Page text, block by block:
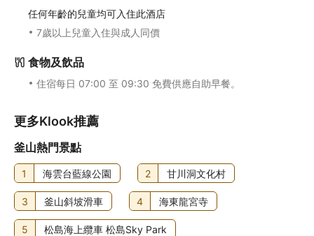
任何年齡的兒童均可入住此酒店
7歲以上兒童入住與成人同價
食物及飲品
住宿每日 07:00 至 09:30 免費供應自助早餐。
更多Klook推薦
釜山熱門景點
1 海雲台藍線公園 2 甘川洞文化村
3 釜山斜坡滑車 4 海東龍宮寺
5 松島海上纜車 松島Sky Park